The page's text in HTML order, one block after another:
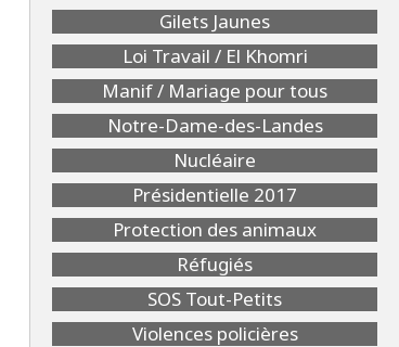
Gilets Jaunes
Loi Travail / El Khomri
Manif / Mariage pour tous
Notre-Dame-des-Landes
Nucléaire
Présidentielle 2017
Protection des animaux
Réfugiés
SOS Tout-Petits
Violences policières